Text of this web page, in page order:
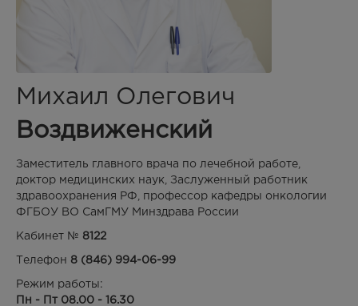
Михаил Олегович
Воздвиженский
Заместитель главного врача по лечебной работе,
доктор медицинских наук, Заслуженный работник
здравоохранения РФ, профессор кафедры онкологии
ФГБОУ ВО СамГМУ Минздрава России
Кабинет № 8122
Телефон 8 (846) 994-06-99
Режим работы:
Пн - Пт 08.00 - 16.30